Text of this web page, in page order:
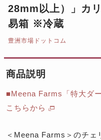
28mm以上）」カ
易箱 ※冷蔵
豊洲市場ドットコム
商品説明
■Meena Farms「特大ダ
こちらから
＜Meena Farms＞のチェ